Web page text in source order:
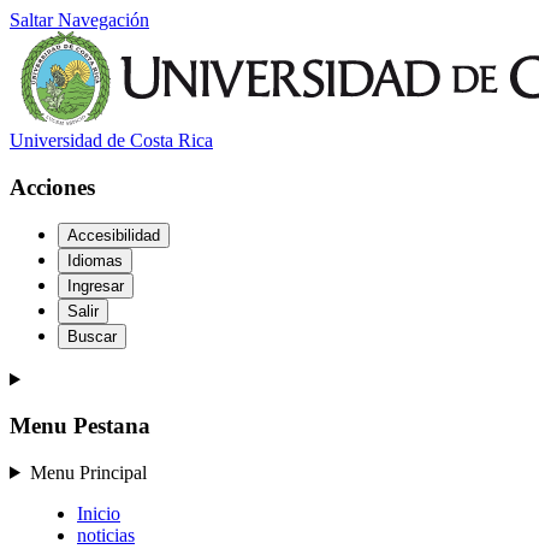
Saltar Navegación
Universidad de Costa Rica
Acciones
Accesibilidad
Idiomas
Ingresar
Salir
Buscar
Menu Pestana
Menu Principal
Inicio
noticias